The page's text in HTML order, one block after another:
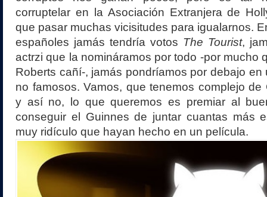
corruptelar en la Asociación Extranjera de
que pasar muchas vicisitudes para igualarnos.
españoles jamás tendría votos The Tourist,
actrzi que la nomináramos por todo -por mucho
Roberts cañí-, jamás pondríamos por debajo en
no famosos. Vamos, que tenemos complejo de
y así no, lo que queremos es premiar al
conseguir el Guinnes de juntar cuantas más
muy ridículo que hayan hecho en un película.